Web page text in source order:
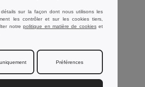
YATCH Sac Marin coton bicolore
De Tous Les Produits.
sur la façon dont nous utilisons les
les contrôler et sur les cookies tiers,
notrepolitique en matière de cookieset
Préférences